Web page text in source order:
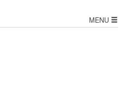
MENU